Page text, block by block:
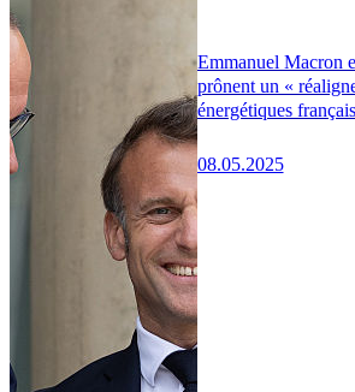
Emmanuel Macron
prônent un «
énergétiques
08.05.2025